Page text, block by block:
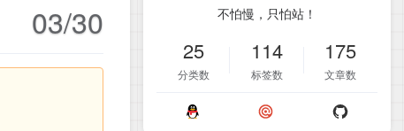
03/30 不怕慢，只怕站！
25
分类数
114
标签数
175
文章数